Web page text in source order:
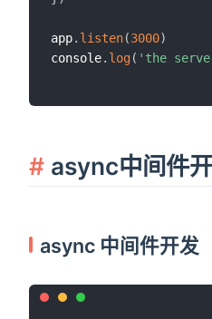
app. listen(3000)
console. log( 'the
async中间件
async 中间件开发